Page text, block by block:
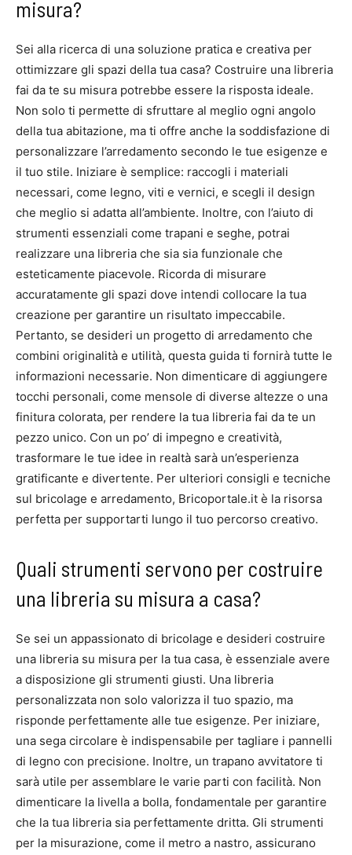
misura?
Sei alla ricerca di una soluzione pratica e creativa per
ottimizzare gli spazi della tua casa? Costruire una libreria
fai da te su misura potrebbe essere la risposta ideale.
Non solo ti permette di sfruttare al meglio ogni angolo
della tua abitazione, ma ti offre anche la soddisfazione di
personalizzare l’arredamento secondo le tue esigenze e
il tuo stile. Iniziare è semplice: raccogli i materiali
necessari, come legno, viti e vernici, e scegli il design
che meglio si adatta all’ambiente. Inoltre, con l’aiuto di
strumenti essenziali come trapani e seghe, potrai
realizzare una libreria che sia sia funzionale che
esteticamente piacevole. Ricorda di misurare
accuratamente gli spazi dove intendi collocare la tua
creazione per garantire un risultato impeccabile.
Pertanto, se desideri un progetto di arredamento che
combini originalità e utilità, questa guida ti fornirà tutte le
informazioni necessarie. Non dimenticare di aggiungere
tocchi personali, come mensole di diverse altezze o una
finitura colorata, per rendere la tua libreria fai da te un
pezzo unico. Con un po’ di impegno e creatività,
trasformare le tue idee in realtà sarà un’esperienza
gratificante e divertente. Per ulteriori consigli e tecniche
sul bricolage e arredamento, Bricoportale.it è la risorsa
perfetta per supportarti lungo il tuo percorso creativo.
Quali strumenti servono per costruire
una libreria su misura a casa?
Se sei un appassionato di bricolage e desideri costruire
una libreria su misura per la tua casa, è essenziale avere
a disposizione gli strumenti giusti. Una libreria
personalizzata non solo valorizza il tuo spazio, ma
risponde perfettamente alle tue esigenze. Per iniziare,
una sega circolare è indispensabile per tagliare i pannelli
di legno con precisione. Inoltre, un trapano avvitatore ti
sarà utile per assemblare le varie parti con facilità. Non
dimenticare la livella a bolla, fondamentale per garantire
che la tua libreria sia perfettamente dritta. Gli strumenti
per la misurazione, come il metro a nastro, assicurano